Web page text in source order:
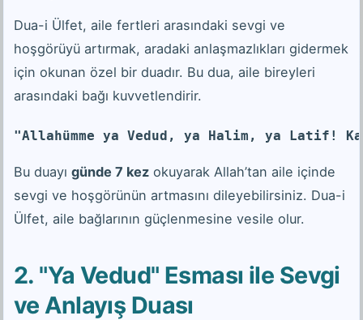
Dua-i Ülfet, aile fertleri arasındaki sevgi ve
hoşgörüyü artırmak, aradaki anlaşmazlıkları gidermek
için okunan özel bir duadır. Bu dua, aile bireyleri
arasındaki bağı kuvvetlendirir.
"Allahümme ya Vedud, ya Halim, ya Latif!
Bu duayı günde 7 kez okuyarak Allah’tan aile içinde
sevgi ve hoşgörünün artmasını dileyebilirsiniz. Dua-i
Ülfet, aile bağlarının güçlenmesine vesile olur.
2. "Ya Vedud" Esması ile Sevgi
ve Anlayış Duası